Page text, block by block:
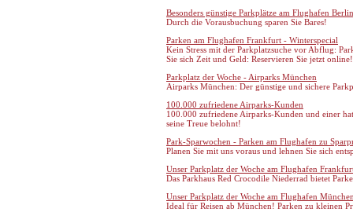
Besonders günstige Parkplätze am Flughafen
Durch die Vorausbuchung sparen Sie Bares!
Parken am Flughafen Frankfurt - Winterspecial
Kein Stress mit der Parkplatzsuche vor Abflug:
Sie sich Zeit und Geld: Reservieren Sie jetzt online!
Parkplatz der Woche - Airparks München
Airparks München: Der günstige und sichere
100.000 zufriedene Airparks-Kunden
100.000 zufriedene Airparks-Kunden und einer
seine Treue belohnt!
Park-Sparwochen - Parken am Flughafen zu
Planen Sie mit uns voraus und lehnen Sie sich
Unser Parkplatz der Woche am Flughafen
Das Parkhaus Red Crocodile Niederrad bietet
Unser Parkplatz der Woche am Flughafen
Ideal für Reisen ab München! Parken zu kleinen